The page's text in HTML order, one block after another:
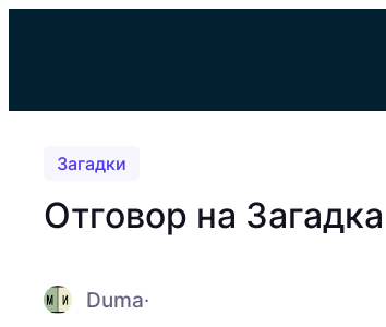
Загадки
Отговор на
Duma·